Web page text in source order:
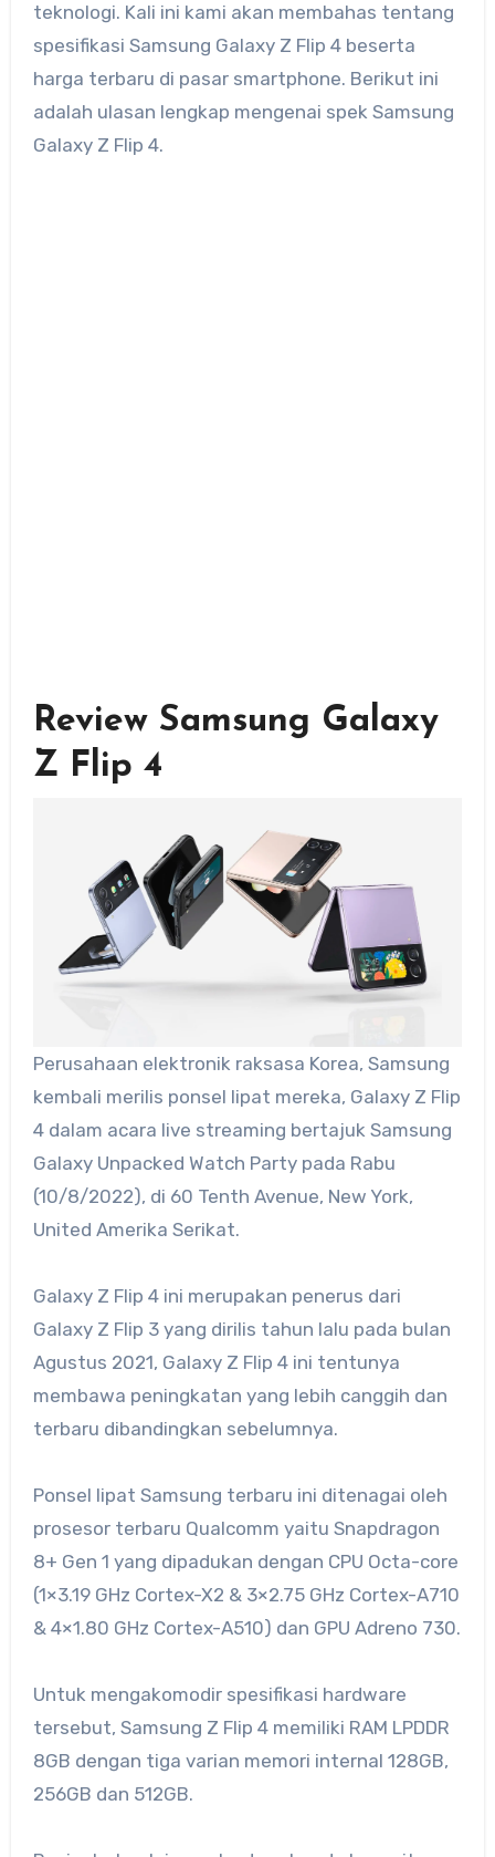
teknologi. Kali ini kami akan membahas tentang
spesifikasi Samsung Galaxy Z Flip 4 beserta
harga terbaru di pasar smartphone. Berikut ini
adalah ulasan lengkap mengenai spek Samsung
Galaxy Z Flip 4.
Review Samsung Galaxy
Z Flip 4
Perusahaan elektronik raksasa Korea, Samsung
kembali merilis ponsel lipat mereka, Galaxy Z Flip
4 dalam acara live streaming bertajuk Samsung
Galaxy Unpacked Watch Party pada Rabu
(10/8/2022), di 60 Tenth Avenue, New York,
United Amerika Serikat.
Galaxy Z Flip 4 ini merupakan penerus dari
Galaxy Z Flip 3 yang dirilis tahun lalu pada bulan
Agustus 2021, Galaxy Z Flip 4 ini tentunya
membawa peningkatan yang lebih canggih dan
terbaru dibandingkan sebelumnya.
Ponsel lipat Samsung terbaru ini ditenagai oleh
prosesor terbaru Qualcomm yaitu Snapdragon
8+ Gen 1 yang dipadukan dengan CPU Octa-core
(1×3.19 GHz Cortex-X2 & 3×2.75 GHz Cortex-A710
& 4×1.80 GHz Cortex-A510) dan GPU Adreno 730.
Untuk mengakomodir spesifikasi hardware
tersebut, Samsung Z Flip 4 memiliki RAM LPDDR
8GB dengan tiga varian memori internal 128GB,
256GB dan 512GB.